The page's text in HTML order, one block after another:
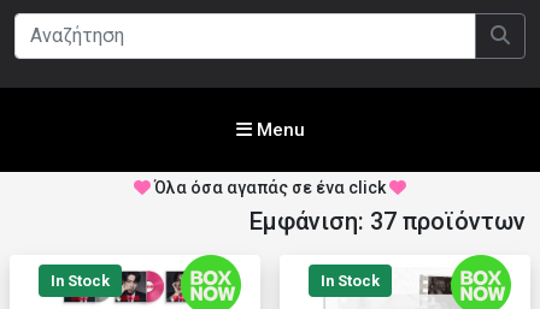
Menu
Όλα όσα αγαπάς σε ένα click
Εμφάνιση: 37 προϊόντων
In Stock In Stock